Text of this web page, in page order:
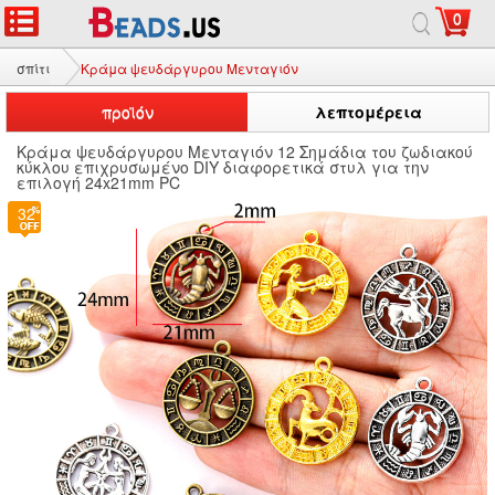
0
σπίτι Κράμα ψευδάργυρου Μενταγιόν
προϊόν
λεπτομέρεια
Κράμα ψευδάργυρου Μενταγιόν 12 Σημάδια του ζωδιακού
κύκλου επιχρυσωμένο DIY διαφορετικά στυλ για την
επιλογή 24x21mm PC
32